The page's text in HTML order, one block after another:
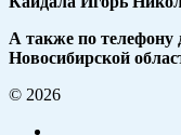
А также по
Новосибирской
© 2026